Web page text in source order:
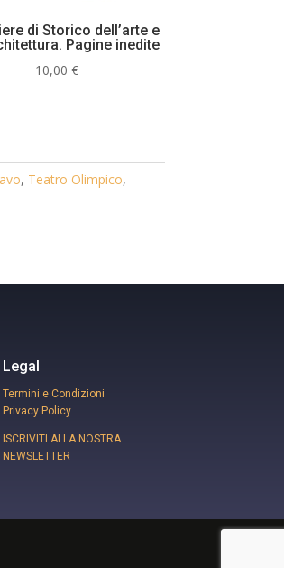
di Storico dell’arte e
Pagine inedite
10,00€
, Teatro Olimpico,
Legal
Termini e Condizioni
Privacy Policy
ISCRIVITI ALLA NOSTRA
NEWSLETTER